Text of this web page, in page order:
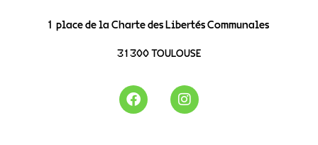
1 place de la Charte des Libertés Communales
31300 TOULOUSE